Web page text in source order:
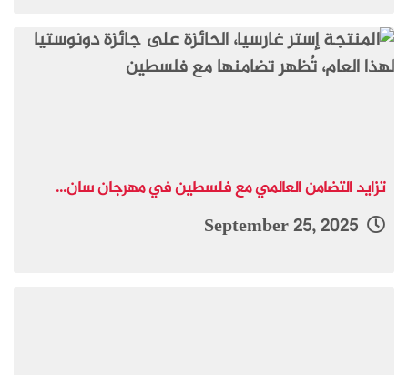
تزايد التضامن العالمي مع فلسطين في مهرجان سان...